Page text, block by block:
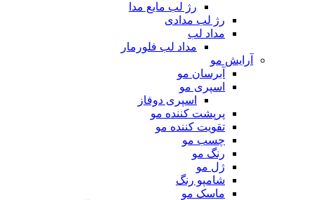
رژ لب مایع مدا
رژ لب مدادی
مداد لب
مداد لب فلورمار
آرایش مو
آبرسان مو
اسپری مو
اسپری دوفاز
پرپشت کننده مو
تقویت کننده مو
چسب مو
رنگ مو
ژل مو
شامپو رنگ
ماسک مو